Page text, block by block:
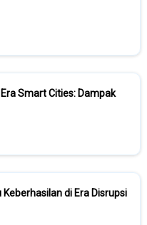
Smart Cities: Dampak
di Era Disrupsi